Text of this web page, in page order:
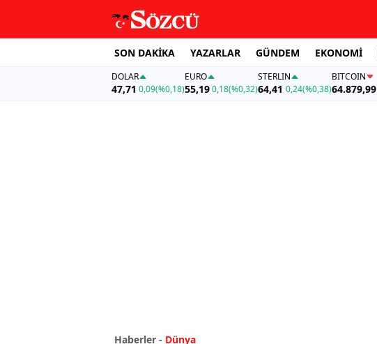
SON DAKİKA YAZARLAR GÜNDEM EKONOMİ
DOLAR
47,71 0,09(%0,18)
EURO
55,19 0,18(%0,32)
STERLIN
64,41 0,24(%0,38)
BITCOIN
64.879,99
Haberler - Dünya